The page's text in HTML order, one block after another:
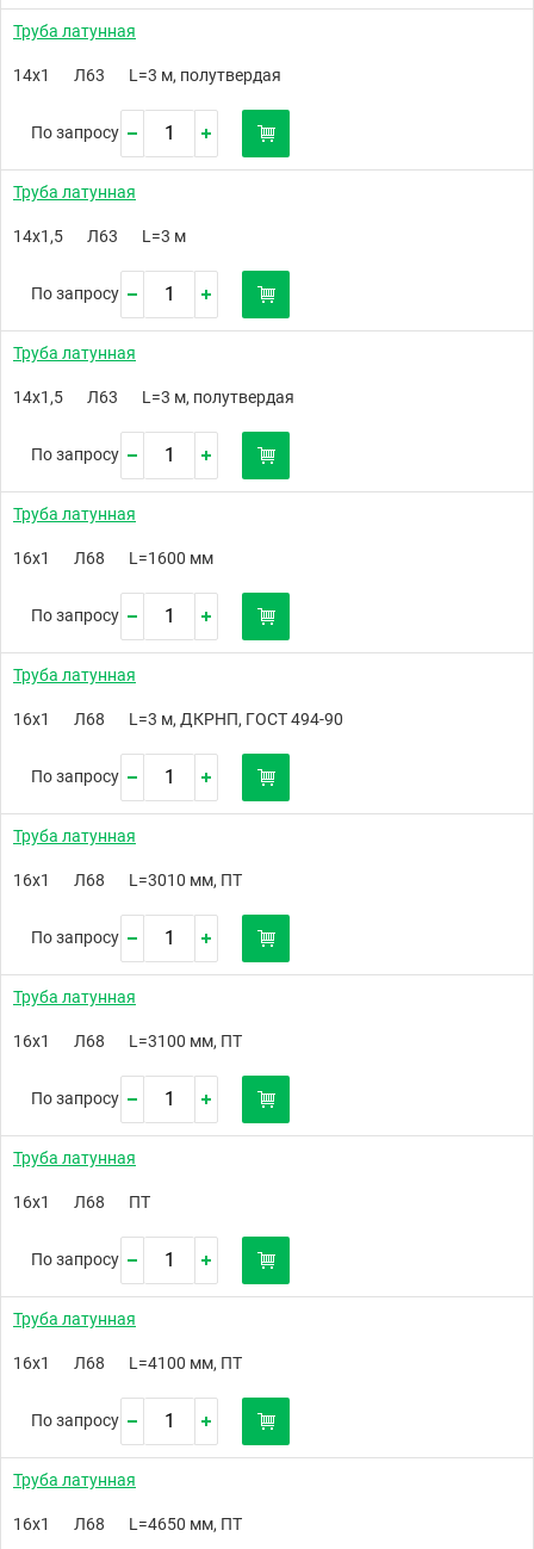
Труба латунная
14х1 Л63 L=3 м, полутвердая
По запросу
Труба латунная
14х1,5 Л63 L=3 м
По запросу
Труба латунная
14х1,5 Л63 L=3 м, полутвердая
По запросу
Труба латунная
16х1 Л68 L=1600 мм
По запросу
Труба латунная
16х1 Л68 L=3 м, ДКРНП, ГОСТ 494-90
По запросу
Труба латунная
16х1 Л68 L=3010 мм, ПТ
По запросу
Труба латунная
16х1 Л68 L=3100 мм, ПТ
По запросу
Труба латунная
16х1 Л68 ПТ
По запросу
Труба латунная
16х1 Л68 L=4100 мм, ПТ
По запросу
Труба латунная
16х1 Л68 L=4650 мм, ПТ